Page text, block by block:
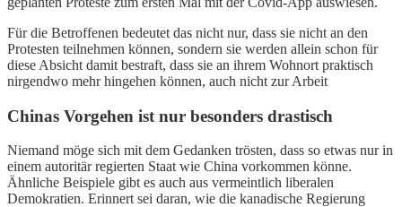
Für die Betroffenen bedeutet das nicht nur, dass sie nicht an den
Protesten teilnehmen können, sondern sie werden allein schon für
diese Absicht damit bestraft, dass sie an ihrem Wohnort praktisch
nirgendwo mehr hingehen können, auch nicht zur Arbeit
Chinas Vorgehen ist nur besonders drastisch
Niemand möge sich mit dem Gedanken trösten, dass so etwas nur in
einem autoritär regierten Staat wie China vorkommen könne.
Ähnliche Beispiele gibt es auch aus vermeintlich liberalen
Demokratien. Erinnert sei daran, wie die kanadische Regierung